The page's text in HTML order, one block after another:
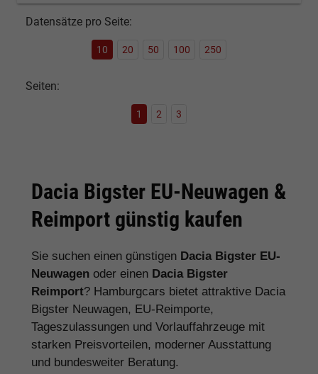
Datensätze pro Seite:
10 20 50 100 250
Seiten:
1 2 3
Dacia Bigster EU-Neuwagen &
Reimport günstig kaufen
Sie suchen einen günstigen Dacia Bigster EU-
Neuwagen oder einen Dacia Bigster
Reimport? Hamburgcars bietet attraktive Dacia
Bigster Neuwagen, EU-Reimporte,
Tageszulassungen und Vorlauffahrzeuge mit
starken Preisvorteilen, moderner Ausstattung
und bundesweiter Beratung.